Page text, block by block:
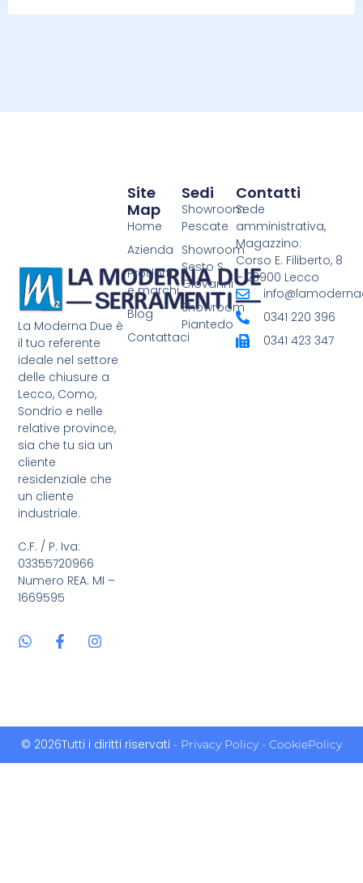
La Moderna Due è
il tuo referente
ideale nel settore
delle chiusure a
Lecco, Como,
Sondrio e nelle
relative province,
sia che tu sia un
cliente
residenziale che
un cliente
industriale.
C.F. / P. Iva:
03355720966
Numero REA: MI –
1669595
Sedi
Showroom
Pescate
Showroom
Sesto S.
Giovanni
Showroom
Piantedo
Site
Map
Home
Azienda
Prodotti
e marchi
Blog
Contattaci
Contatti
Sede
amministrativa,
Magazzino:
Corso E. Filiberto, 8
– 23900 Lecco
0341 220 396
0341 423 347
© 2026Tutti i diritti riservati - Privacy Policy - CookiePolicy